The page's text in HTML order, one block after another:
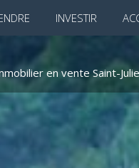
INVESTIR
en vente Saint-